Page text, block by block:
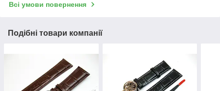
Всі умови повернення
Подібні товари компанії